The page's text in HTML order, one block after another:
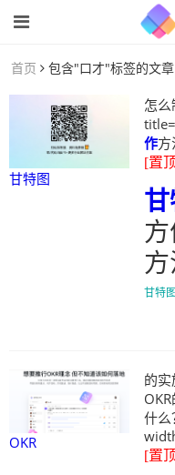
首页 包含"口才"标签的文章
甘特图
怎么
作
[置
方
甘特图
OKR
的
什么
[置